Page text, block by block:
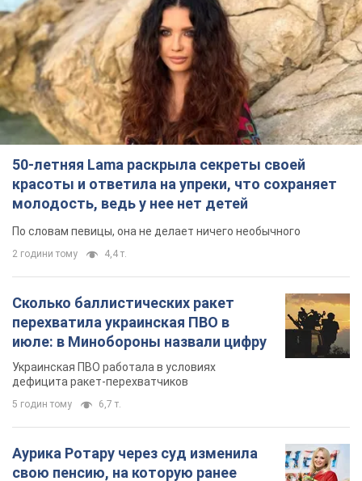
50-летняя Lama раскрыла секреты своей
красоты и ответила на упреки, что сохраняет
молодость, ведь у нее нет детей
По словам певицы, она не делает ничего необычного
2 години тому 4,4 т.
Сколько баллистических ракет
перехватила украинская ПВО в
июле: в Минобороны назвали цифру
Украинская ПВО работала в условиях
дефицита ракет-перехватчиков
5 годин тому 6,7 т.
Аурика Ротару через суд изменила
свою пенсию, на которую ранее